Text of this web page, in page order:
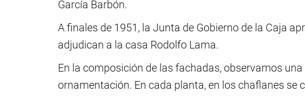
García Barbón.
A finales de 1951, la Junta de Gobierno de la Caja
adjudican a la casa Rodolfo Lama.
En la composición de las fachadas, observamos
ornamentación. En cada planta, en los chaflanes se